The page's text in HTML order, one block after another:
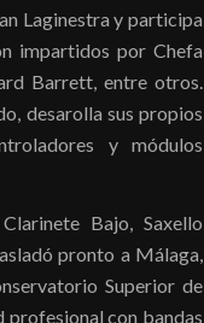
Laginestra y participa
impartidos por Chefa
Barrett, entre otros.
desarolla sus propios
y módulos
Bajo, Saxello
pronto a Málaga,
Superior de
profesional con bandas